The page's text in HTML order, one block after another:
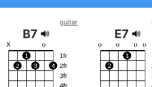
guitar
B7 E7